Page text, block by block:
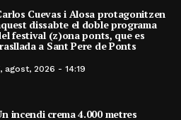
Cuevas i Alosa protagonitzen
dissabte el doble programa
festival (z)ona ponts, que es
a Sant Pere de Ponts
agost, 2026 - 14:19
incendi crema 4.000 metres